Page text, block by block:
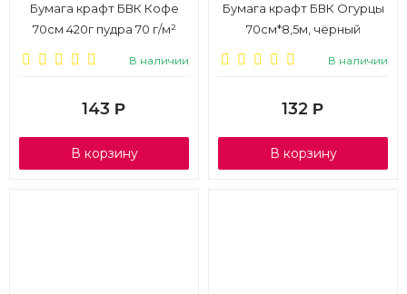
Бумага крафт БВК Кофе
70см 420г пудра 70 г/м²
В наличии
143 Р
В корзину
Бумага крафт БВК Огурцы
70см*8,5м, чёрный
В наличии
132 Р
В корзину